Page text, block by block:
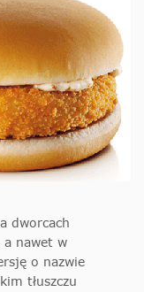
dworcach
a nawet w
o nazwie
tłuszczu